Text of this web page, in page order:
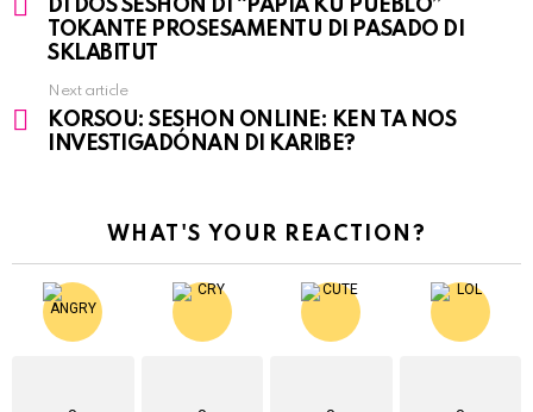
moreDI DOS SESHON DI “PAPIA KU PUEBLO”
TOKANTE PROSESAMENTU DI PASADO DI
SKLABITUT
Next article
KORSOU: SESHON ONLINE: KEN TA NOS
INVESTIGADÓNAN DI KARIBE?
WHAT'S YOUR REACTION?